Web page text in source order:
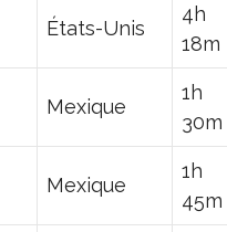
États-Unis
4h
18m
Mexique
1h
30m
Mexique
1h
45m